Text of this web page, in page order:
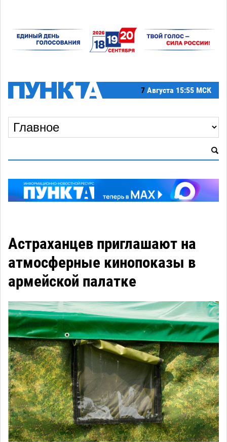
7 Августа 15:55 МСК
Астраханцев приглашают на
атмосферные кинопоказы в
армейской палатке